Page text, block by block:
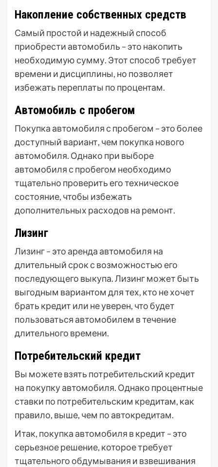
Накопление собственных средств
Самый простой и надежный способ
приобрести автомобиль – это накопить
необходимую сумму. Этот способ требует
времени и дисциплины, но позволяет
избежать переплаты по процентам.
Автомобиль с пробегом
Покупка автомобиля с пробегом – это более
доступный вариант, чем покупка нового
автомобиля. Однако при выборе
автомобиля с пробегом необходимо
тщательно проверить его техническое
состояние, чтобы избежать
дополнительных расходов на ремонт.
Лизинг
Лизинг – это аренда автомобиля на
длительный срок с возможностью его
последующего выкупа. Лизинг может быть
выгодным вариантом для тех, кто не хочет
брать кредит или не уверен, что будет
пользоваться автомобилем в течение
длительного времени.
Потребительский кредит
Вы можете взять потребительский кредит
на покупку автомобиля. Однако процентные
ставки по потребительским кредитам, как
правило, выше, чем по автокредитам.
Итак, покупка автомобиля в кредит – это
серьезное решение, которое требует
тщательного обдумывания и взвешивания